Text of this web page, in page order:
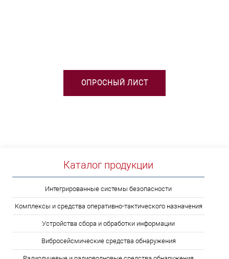
ОПРОСНЫЙ ЛИСТ
Каталог продукции
Интегрированные системы безопасности
Комплексы и средства оперативно-тактического назначения
Устройства сбора и обработки информации
Вибросейсмические средства обнаружения